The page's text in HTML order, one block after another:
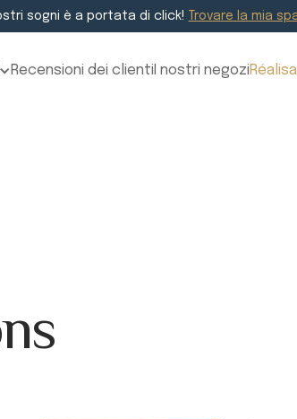
sogni è a portata di click! Trovare la mia
Recensioni dei clienti I nostri negozi